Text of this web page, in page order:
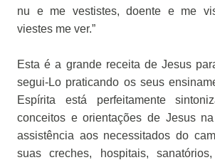
nu e me vestistes, doente e me
viestes me ver.”
Esta é a grande receita de Jesus
segui-Lo praticando os seus
Espírita está perfeitamente
conceitos e orientações de Jesus
assistência aos necessitados do
suas creches, hospitais,